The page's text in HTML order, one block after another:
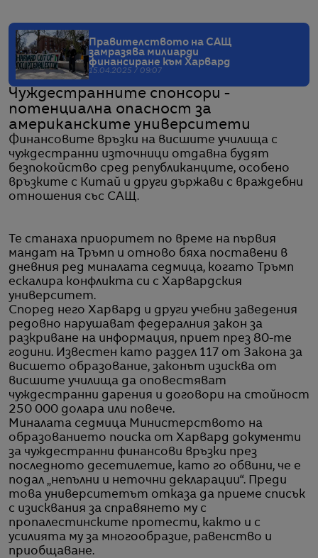
Правителството на САЩ
замразява милиарди
финансиране към Харвард
15.04.2025 / 09:07
Чуждестранните спонсори -
потенциална опасност за
американските университети
Финансовите връзки на висшите училища с
чуждестранни източници отдавна будят
безпокойство сред републиканците, особено
връзките с Китай и други държави с враждебни
отношения със САЩ.
Те станаха приоритет по време на първия
мандат на Тръмп и отново бяха поставени в
дневния ред миналата седмица, когато Тръмп
ескалира конфликта си с Харвардския
университет.
Според него Харвард и други учебни заведения
редовно нарушават федералния закон за
разкриване на информация, приет през 80-те
години. Известен като раздел 117 от Закона за
висшето образование, законът изисква от
висшите училища да оповестяват
чуждестранни дарения и договори на стойност
250 000 долара или повече.
Миналата седмица Министерството на
образованието поиска от Харвард документи
за чуждестранни финансови връзки през
последното десетилетие, като го обвини, че е
подал „непълни и неточни декларации“. Преди
това университетът отказа да приеме списък
с изисквания за справянето му с
пропалестинските протести, както и с
усилията му за многообразие, равенство и
приобщаване.